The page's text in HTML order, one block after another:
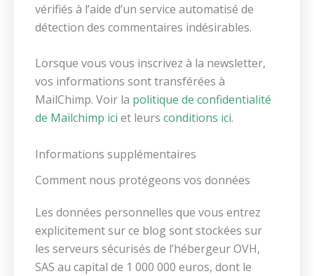
vérifiés à l’aide d’un service automatisé de
détection des commentaires indésirables.
Lorsque vous vous inscrivez à la newsletter,
vos informations sont transférées à
MailChimp. Voir la politique de confidentialité
de Mailchimp ici et leurs conditions ici.
Informations supplémentaires
Comment nous protégeons vos données
Les données personnelles que vous entrez
explicitement sur ce blog sont stockées sur
les serveurs sécurisés de l’hébergeur OVH,
SAS au capital de 1 000 000 euros, dont le